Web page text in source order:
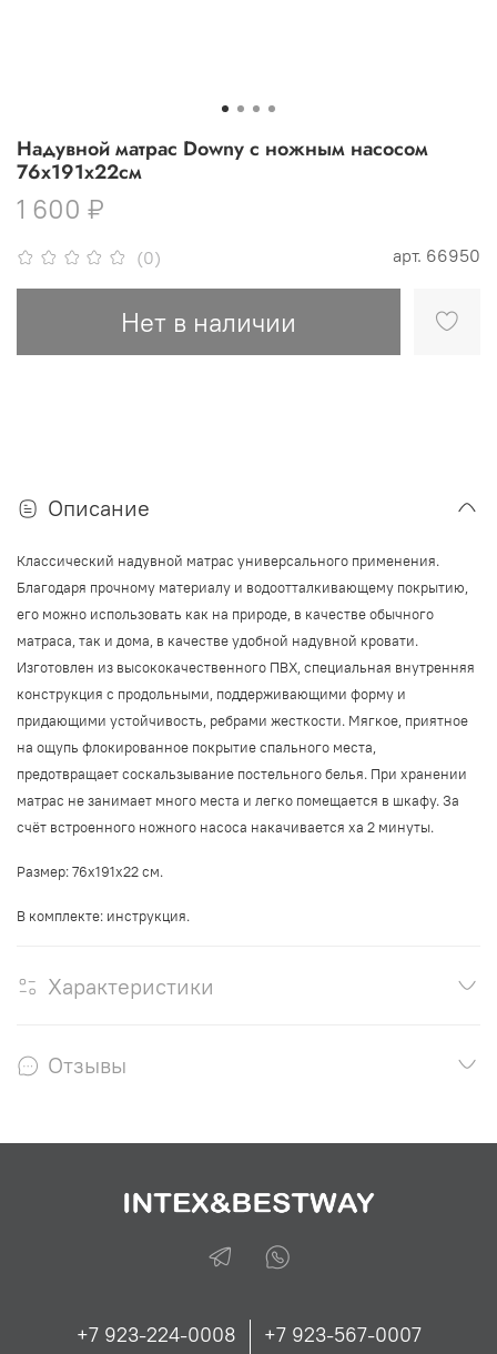
(0) арт. 66950
Надувной матрас Downy с ножным насосом
76х191х22см
1 600 ₽
Нет в наличии
Описание
Классический надувной матрас универсального применения.
Благодаря прочному материалу и водоотталкивающему покрытию,
его можно использовать как на природе, в качестве обычного
матраса, так и дома, в качестве удобной надувной кровати.
Изготовлен из высококачественного ПВХ, специальная внутренняя
конструкция с продольными, поддерживающими форму и
придающими устойчивость, ребрами жесткости. Мягкое, приятное
на ощупь флокированное покрытие спального места,
предотвращает соскальзывание постельного белья. При хранении
матрас не занимает много места и легко помещается в шкафу. За
счёт встроенного ножного насоса накачивается ха 2 минуты.
Размер:76х191х22 см.
В комплекте: инструкция.
Характеристики
Отзывы
+7 923-224-0008 +7 923-567-0007